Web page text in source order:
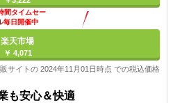
間タイムセー
毎日開催中
楽天市場
￥ 4,071
サイトの 2024年11月01日時点 での税込価格
も安心＆快適